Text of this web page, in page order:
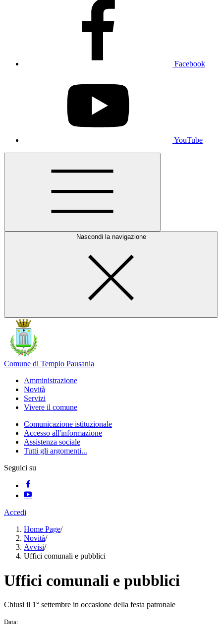
Facebook
YouTube
Nascondi la navigazione
Comune di Tempio Pausania
Amministrazione
Novità
Servizi
Vivere il comune
Comunicazione istituzionale
Accesso all'informazione
Assistenza sociale
Tutti gli argomenti...
Seguici su
Accedi
Home Page/
Novità/
Avvisi/
Uffici comunali e pubblici
Uffici comunali e pubblici
Chiusi il 1° settembre in occasione della festa patronale
Data: